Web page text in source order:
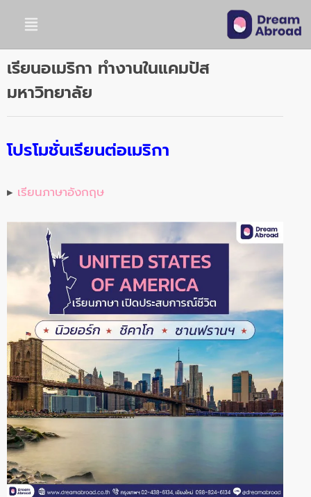
เรียนอเมริกา ทำงานในแคมปัส
มหาวิทยาลัย
โปรโมชั่นเรียนต่อเมริกา
▸ เรียนภาษาอังกฤษ